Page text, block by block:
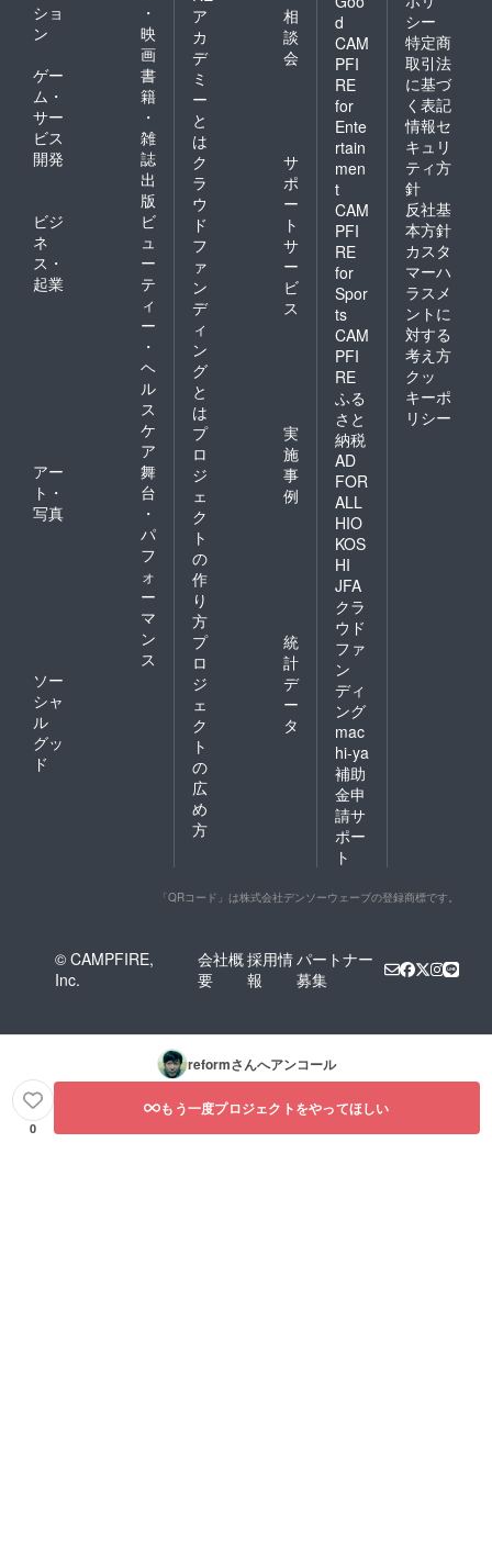
ショ
ン
・
映
画
ゲー
ム・
サー
ビス
開発
書
籍
・
雑
誌
出
版
ビジ
ネ
ス・
起業
ビ
ュ
ー
テ
ィ
ー
・
ヘ
ル
ス
ケ
ア
アー
ト・
写真
舞
台
・
パ
フ
ォ
ー
マ
ン
ス
ソー
シャ
ル
グッ
ド
ア
カ
デ
ミ
ー
と
は
相
談
会
ク
ラ
ウ
ド
フ
ァ
ン
デ
ィ
ン
グ
と
は
サ
ポ
ー
ト
サ
ー
ビ
ス
プ
ロ
ジ
ェ
ク
ト
の
作
り
方
実
施
事
例
プ
ロ
ジ
ェ
ク
ト
の
広
め
方
統
計
デ
ー
タ
d
CAM
PFI
RE
for
Ente
rtain
men
t
CAM
PFI
RE
for
Spor
ts
CAM
PFI
RE
ふる
さと
納税
AD
FOR
ALL
HIO
KOS
HI
JFA
クラ
ウド
ファ
ン
ディ
ング
mac
hi-ya
補助
金申
請サ
ポー
ト
シー
特定商
取引法
に基づ
く表記
情報セ
キュリ
ティ方
針
反社基
本方針
カスタ
マーハ
ラスメ
ントに
対する
考え方
クッ
キーポ
リシー
「QRコード」は株式会社デンソーウェーブの登録商標です。
© CAMPFIRE,
Inc.
会社概
要
採用情
報
パートナー
募集
reformさんへアンコール
0
もう一度プロジェクトをやってほしい